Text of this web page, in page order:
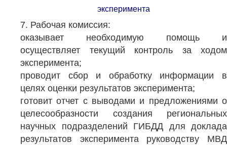
эксперимента
7. Рабочая комиссия:
оказывает необходимую помощь и
осуществляет текущий контроль за ходом
эксперимента;
проводит сбор и обработку информации в
целях оценки результатов эксперимента;
готовит отчет с выводами и предложениями о
целесообразности создания региональных
научных подразделений ГИБДД для доклада
результатов эксперимента руководству МВД